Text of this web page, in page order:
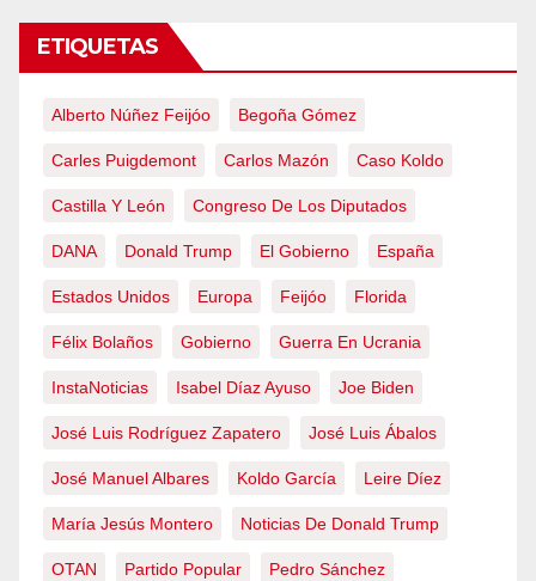
ETIQUETAS
Alberto Núñez Feijóo Begoña Gómez
Carles Puigdemont Carlos Mazón Caso Koldo
Castilla Y León Congreso De Los Diputados
DANA Donald Trump El Gobierno España
Estados Unidos Europa Feijóo Florida
Félix Bolaños Gobierno Guerra En Ucrania
InstaNoticias Isabel Díaz Ayuso Joe Biden
José Luis Rodríguez Zapatero José Luis Ábalos
José Manuel Albares Koldo García Leire Díez
María Jesús Montero Noticias De Donald Trump
OTAN Partido Popular Pedro Sánchez